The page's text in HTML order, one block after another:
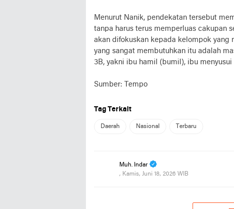
Menurut Nanik, pendekatan tersebut
tanpa harus terus memperluas cakupan
akan difokuskan kepada kelompok
yang sangat membutuhkan itu adalah
3B, yakni ibu hamil (bumil), ibu
Sumber: Tempo
Tag Terkait
Daerah Nasional Terbaru
Muh. Indar
, Kamis, Juni 18, 2026 WIB